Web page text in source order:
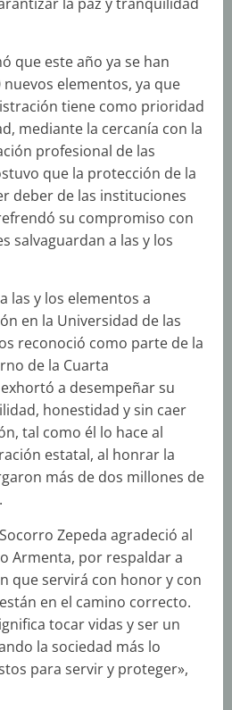
que este año ya se han
elementos, ya que
tiene como prioridad
mediante la cercanía con la
profesional de las
que la protección de la
deber de las instituciones
su compromiso con
salvaguardan a las y los
las y los elementos a
en la Universidad de las
reconoció como parte de la
de la Cuarta
a desempeñar su
honestidad y sin caer
tal como él lo hace al
estatal, al honrar la
más de dos millones de
Zepeda agradeció al
Armenta, por respaldar a
que servirá con honor y con
en el camino correcto.
tocar vidas y ser un
la sociedad más lo
para servir y proteger»,